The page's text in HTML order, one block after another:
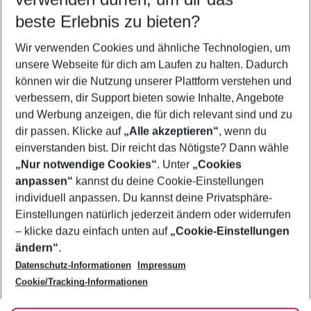
5-8 Nächte
2 Erwachsene Keine Kinder
Mehr Filter anzeigen
Footer
Footer navigation
Über uns
AGB
Bestpreisgarantie
Cookie-Einstellungen ändern
Cookie-Richtlinie
Agenturbetreuung
Barrierefreies Reisen
Folge uns
beste Erlebnis zu bieten?
Wir verwenden Cookies und ähnliche Technologien, um
unsere Webseite für dich am Laufen zu halten. Dadurch
können wir die Nutzung unserer Plattform verstehen und
verbessern, dir Support bieten sowie Inhalte, Angebote
und Werbung anzeigen, die für dich relevant sind und zu
dir passen. Klicke auf „Alle akzeptieren“, wenn du
einverstanden bist. Dir reicht das Nötigste? Dann wähle
„Nur notwendige Cookies“. Unter „Cookies
anpassen“ kannst du deine Cookie-Einstellungen
individuell anpassen. Du kannst deine Privatsphäre-
Einstellungen natürlich jederzeit ändern oder widerrufen
– klicke dazu einfach unten auf „Cookie-Einstellungen
ändern“.
Datenschutz-Informationen
Impressum
Cookie/Tracking-Informationen